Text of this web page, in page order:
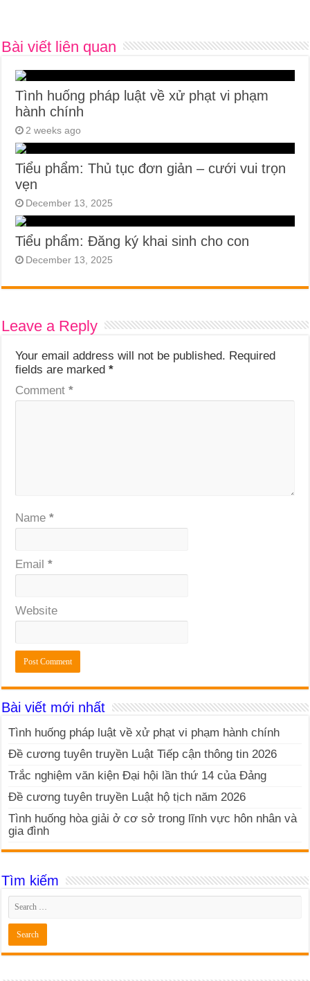
Bài viết liên quan
Tình huống pháp luật về xử phạt vi phạm
hành chính
2 weeks ago
Tiểu phẩm: Thủ tục đơn giản – cưới vui trọn
vẹn
December 13, 2025
Tiểu phẩm: Đăng ký khai sinh cho con
December 13, 2025
Leave a Reply
Your email address will not be published. Required
fields are marked*
Comment*
Name*
Email*
Website
Bài viết mới nhất
Tình huống pháp luật về xử phạt vi phạm hành chính
Đề cương tuyên truyền Luật Tiếp cận thông tin 2026
Trắc nghiệm văn kiện Đại hội lần thứ 14 của Đảng
Đề cương tuyên truyền Luật hộ tịch năm 2026
Tình huống hòa giải ở cơ sở trong lĩnh vực hôn nhân và
gia đình
Tìm kiếm